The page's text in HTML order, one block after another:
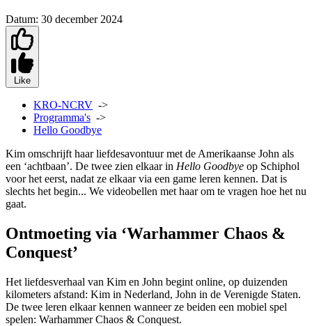
Datum: 30 december 2024
Like
KRO-NCRV ->
Programma's ->
Hello Goodbye
Kim omschrijft haar liefdesavontuur met de Amerikaanse John als
een ‘achtbaan’. De twee zien elkaar in Hello Goodbye op Schiphol
voor het eerst, nadat ze elkaar via een game leren kennen. Dat is
slechts het begin... We videobellen met haar om te vragen hoe het nu
gaat.
Ontmoeting via ‘Warhammer Chaos &
Conquest’
Het liefdesverhaal van Kim en John begint online, op duizenden
kilometers afstand: Kim in Nederland, John in de Verenigde Staten.
De twee leren elkaar kennen wanneer ze beiden een mobiel spel
spelen: Warhammer Chaos & Conquest.